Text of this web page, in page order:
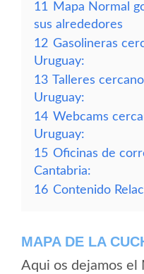
11
Mapa Normal
sus alrededores
12 Gasolineras
Uruguay:
13 Talleres
Uruguay:
14 Webcams
Uruguay:
15 Oficinas de
Cantabria:
16 Contenido
MAPA DE LA
Aqui os dejamos el